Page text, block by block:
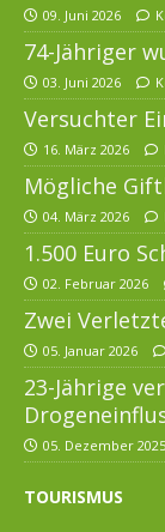
09. Juni 2026
74-Jähriger
03. Juni 2026
Versuchter
16. März 2026
Mögliche
04. März 2026
1.500 Euro
02. Februar 2026
Zwei
05. Januar 2026
23-Jährige
05. Dezember 2025
TOURISMUS